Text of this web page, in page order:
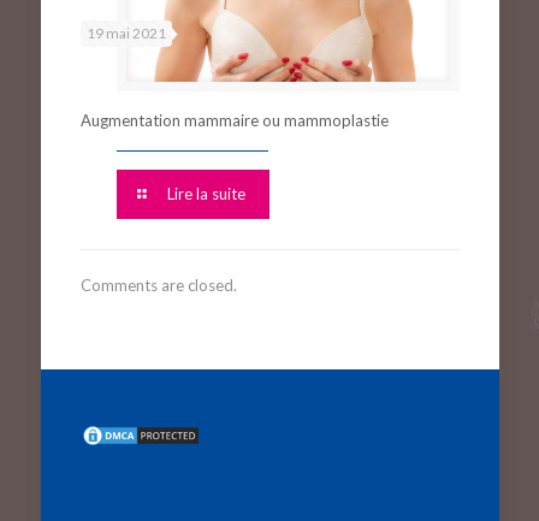
19 mai 2021
Augmentation mammaire ou mammoplastie
Lire la suite
Comments are closed.